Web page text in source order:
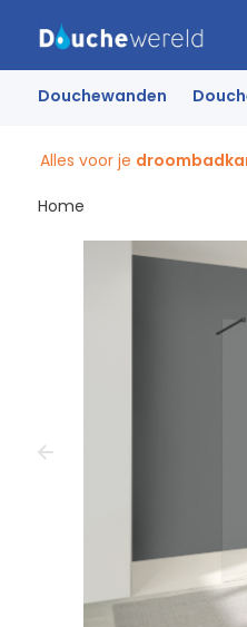
Douchewanden
Alles voor je
Home